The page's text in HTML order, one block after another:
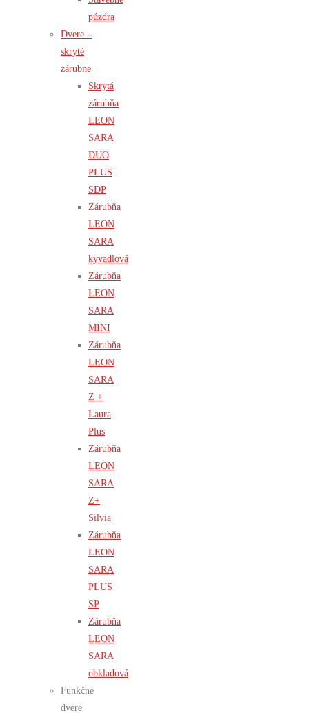
púzdra
Dvere –
skryté
zárubne
Skrytá
zárubňa
LEON
SARA
DUO
PLUS
SDP
Zárubňa
LEON
SARA
kyvadlová
Zárubňa
LEON
SARA
MINI
Zárubňa
LEON
SARA
Z +
Laura
Plus
Zárubňa
LEON
SARA
Z+
Silvia
Zárubňa
LEON
SARA
PLUS
SP
Zárubňa
LEON
SARA
obkladová
Funkčné
dvere